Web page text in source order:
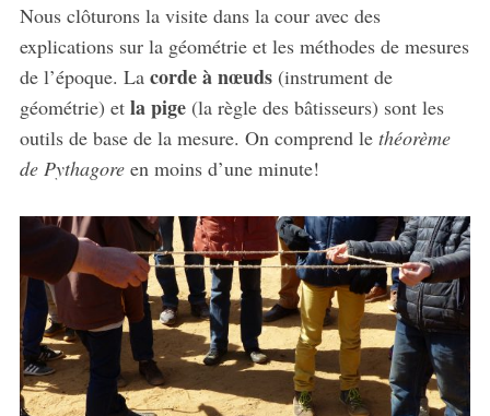
Nous clôturons la visite dans la cour avec des
explications sur la géométrie et les méthodes de mesures
de l’époque. La corde à nœuds (instrument de
géométrie) et la pige(la règle des bâtisseurs) sont les
outils de base de la mesure. On comprend le théorème
de Pythagoreen moins d’une minute!